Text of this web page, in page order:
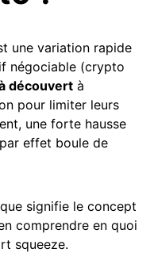
une variation rapide
négociable (crypto
découvert à
pour limiter leurs
une forte hausse
effet boule de
signifie le concept
comprendre en quoi
squeeze.